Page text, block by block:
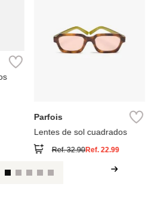
Parfois
Lentes de sol cuadrados
Ref.32.90Ref.22.99